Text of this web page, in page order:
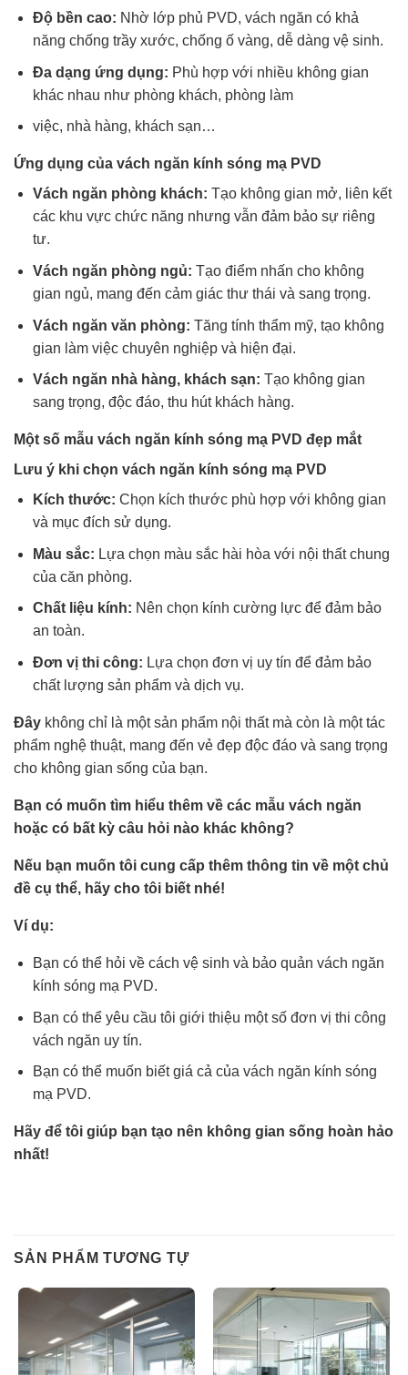
Độ bền cao: Nhờ lớp phủ PVD, vách ngăn có khả
năng chống trầy xước, chống ố vàng, dễ dàng vệ sinh.
Đa dạng ứng dụng: Phù hợp với nhiều không gian
khác nhau như phòng khách, phòng làm
việc, nhà hàng, khách sạn…
Ứng dụng của vách ngăn kính sóng mạ PVD
Vách ngăn phòng khách: Tạo không gian mở, liên kết
các khu vực chức năng nhưng vẫn đảm bảo sự riêng
tư.
Vách ngăn phòng ngủ: Tạo điểm nhấn cho không
gian ngủ, mang đến cảm giác thư thái và sang trọng.
Vách ngăn văn phòng: Tăng tính thẩm mỹ, tạo không
gian làm việc chuyên nghiệp và hiện đại.
Vách ngăn nhà hàng, khách sạn: Tạo không gian
sang trọng, độc đáo, thu hút khách hàng.
Một số mẫu vách ngăn kính sóng mạ PVD đẹp mắt
Lưu ý khi chọn vách ngăn kính sóng mạ PVD
Kích thước: Chọn kích thước phù hợp với không gian
và mục đích sử dụng.
Màu sắc: Lựa chọn màu sắc hài hòa với nội thất chung
của căn phòng.
Chất liệu kính: Nên chọn kính cường lực để đảm bảo
an toàn.
Đơn vị thi công: Lựa chọn đơn vị uy tín để đảm bảo
chất lượng sản phẩm và dịch vụ.
Đây không chỉ là một sản phẩm nội thất mà còn là một tác
phẩm nghệ thuật, mang đến vẻ đẹp độc đáo và sang trọng
cho không gian sống của bạn.
Bạn có muốn tìm hiểu thêm về các mẫu vách ngăn
hoặc có bất kỳ câu hỏi nào khác không?
Nếu bạn muốn tôi cung cấp thêm thông tin về một chủ
đề cụ thể, hãy cho tôi biết nhé!
Ví dụ:
Bạn có thể hỏi về cách vệ sinh và bảo quản vách ngăn
kính sóng mạ PVD.
Bạn có thể yêu cầu tôi giới thiệu một số đơn vị thi công
vách ngăn uy tín.
Bạn có thể muốn biết giá cả của vách ngăn kính sóng
mạ PVD.
Hãy để tôi giúp bạn tạo nên không gian sống hoàn hảo
nhất!
SẢN PHẨM TƯƠNG TỰ